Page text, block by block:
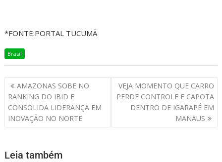
*FONTE:PORTAL TUCUMÃ
Brasil
AMAZONAS SOBE NO
RANKING DO IBID E
CONSOLIDA LIDERANÇA EM
INOVAÇÃO NO NORTE
VEJA MOMENTO QUE CARRO
PERDE CONTROLE E CAPOTA
DENTRO DE IGARAPÉ EM
MANAUS
Leia também